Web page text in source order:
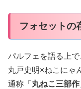
フォセットの
パルフェを語る上
丸戸史明×ねこにゃ
通称「 丸ねこ三部作